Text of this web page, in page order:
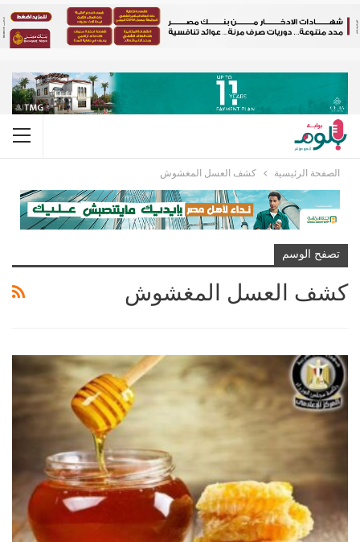
الصفحة الرئيسية كشف العسل المغشوش
تصفح الوسم
كشف العسل المغشوش